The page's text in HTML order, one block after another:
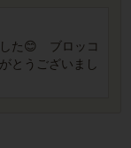
した😊 ブロッコ
とうございまし